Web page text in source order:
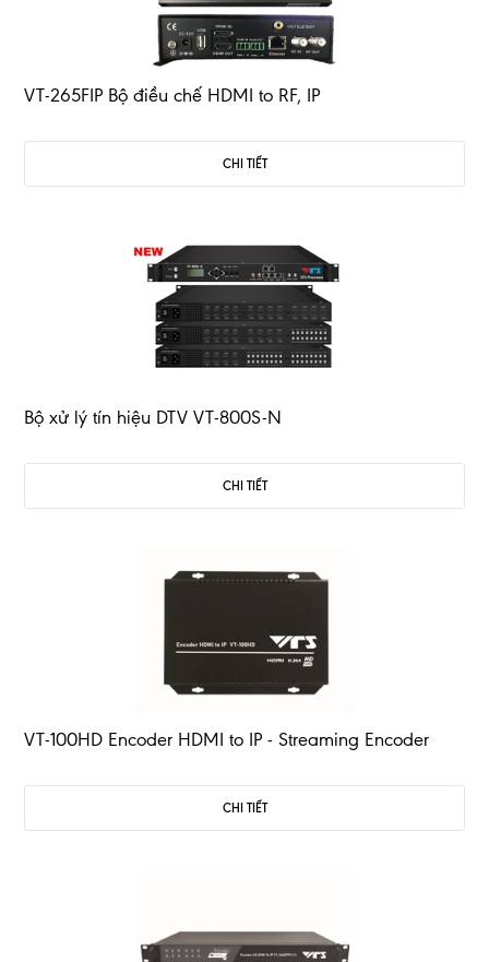
VT-265FIP Bộ điều chế HDMI to RF, IP
CHI TIẾT
Bộ xử lý tín hiệu DTV VT-800S-N
CHI TIẾT
VT-100HD Encoder HDMI to IP - Streaming Encoder
CHI TIẾT